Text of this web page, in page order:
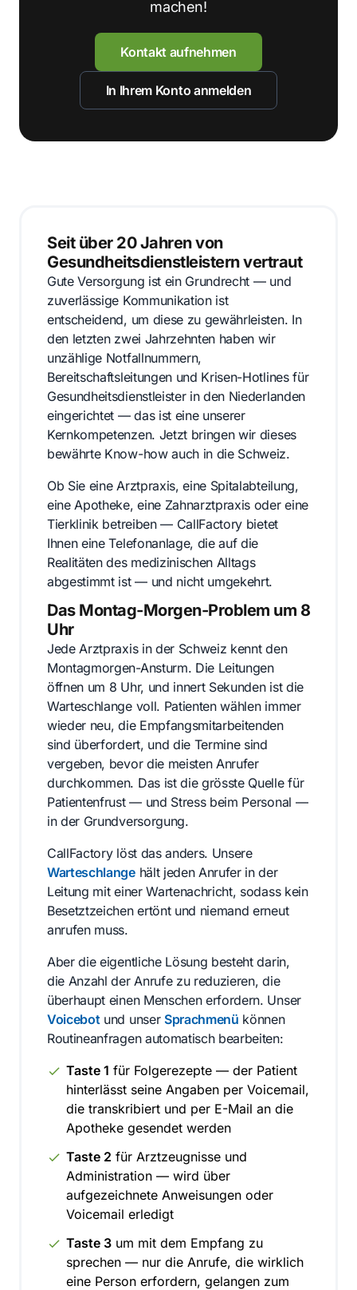
machen!
Kontakt aufnehmen
In Ihrem Konto anmelden
Seit über 20 Jahren von
Gesundheitsdienstleistern vertraut
Gute Versorgung ist ein Grundrecht — und
zuverlässige Kommunikation ist
entscheidend, um diese zu gewährleisten. In
den letzten zwei Jahrzehnten haben wir
unzählige Notfallnummern,
Bereitschaftsleitungen und Krisen-Hotlines für
Gesundheitsdienstleister in den Niederlanden
eingerichtet — das ist eine unserer
Kernkompetenzen. Jetzt bringen wir dieses
bewährte Know-how auch in die Schweiz.
Ob Sie eine Arztpraxis, eine Spitalabteilung,
eine Apotheke, eine Zahnarztpraxis oder eine
Tierklinik betreiben — CallFactory bietet
Ihnen eine Telefonanlage, die auf die
Realitäten des medizinischen Alltags
abgestimmt ist — und nicht umgekehrt.
Das Montag-Morgen-Problem um 8
Uhr
Jede Arztpraxis in der Schweiz kennt den
Montagmorgen-Ansturm. Die Leitungen
öffnen um 8 Uhr, und innert Sekunden ist die
Warteschlange voll. Patienten wählen immer
wieder neu, die Empfangsmitarbeitenden
sind überfordert, und die Termine sind
vergeben, bevor die meisten Anrufer
durchkommen. Das ist die grösste Quelle für
Patientenfrust — und Stress beim Personal —
in der Grundversorgung.
CallFactory löst das anders. Unsere
Warteschlangehält jeden Anrufer in der
Leitung mit einer Wartenachricht, sodass kein
Besetztzeichen ertönt und niemand erneut
anrufen muss.
Aber die eigentliche Lösung besteht darin,
die Anzahl der Anrufe zu reduzieren, die
überhaupt einen Menschen erfordern. Unser
Voicebotund unser Sprachmenü können
Routineanfragen automatisch bearbeiten:
Taste 1 für Folgerezepte — der Patient
hinterlässt seine Angaben per Voicemail,
die transkribiert und per E-Mail an die
Apotheke gesendet werden
Taste 2 für Arztzeugnisse und
Administration — wird über
aufgezeichnete Anweisungen oder
Voicemail erledigt
Taste 3 um mit dem Empfang zu
sprechen — nur die Anrufe, die wirklich
eine Person erfordern, gelangen zum